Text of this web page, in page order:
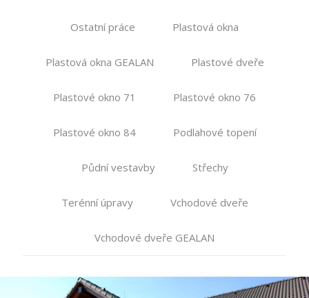
Ostatní práce Plastová okna
Plastová okna GEALAN Plastové dveře
Plastové okno 71 Plastové okno 76
Plastové okno 84 Podlahové topení
Půdní vestavby Střechy
Terénní úpravy Vchodové dveře
Vchodové dveře GEALAN